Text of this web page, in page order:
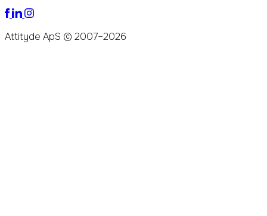
Attityde ApS © 2007–2026